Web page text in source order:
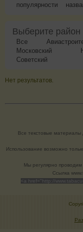
популярности
Выберите район
Все
Московский
Советский
Нет результатов.
Все текстовые материалы
Использование возможно
Мы регулярно проводим
Cсылка
<a href="http://